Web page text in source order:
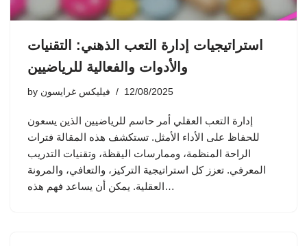
استراتيجيات إدارة التعب الذهني: التقنيات
والأدوات والفعالية للرياضيين
by فيليكس غرايسون 12/08/2025
إدارة التعب العقلي أمر حاسم للرياضيين الذين يسعون
للحفاظ على الأداء الأمثل. تستكشف هذه المقالة فترات
الراحة المنظمة، وممارسات اليقظة، وتقنيات التدريب
المعرفي. تعزز كل استراتيجية التركيز، والتعافي، والمرونة
العقلية. يمكن أن يساعد فهم هذه…